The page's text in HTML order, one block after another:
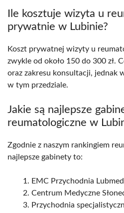
Ile kosztuje wizyta u
prywatnie w Lubinie?
Koszt prywatnej wizyty u
zwykle od około 150 do 300 zł.
oraz zakresu konsultacji, jednak
w tym przedziale.
Jakie są najlepsze
reumatologiczne w
Zgodnie z naszym rankingiem
najlepsze gabinety to:
EMC Przychodnia Lubmed
Centrum Medyczne
Przychodnia